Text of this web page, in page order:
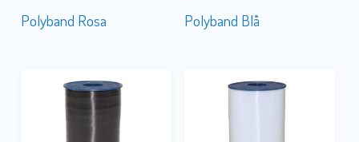
Polyband Rosa Polyband Blå